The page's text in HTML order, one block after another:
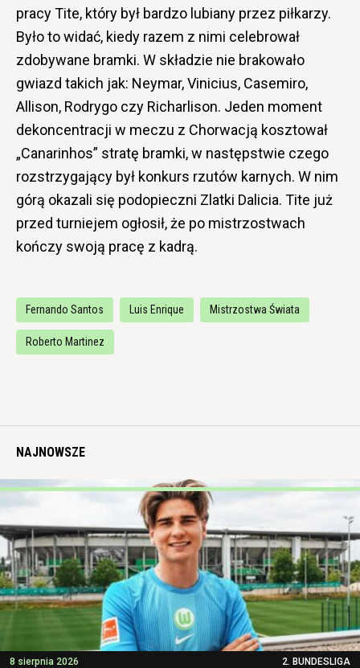
pracy Tite, który był bardzo lubiany przez piłkarzy.
Było to widać, kiedy razem z nimi celebrował
zdobywane bramki. W składzie nie brakowało
gwiazd takich jak: Neymar, Vinicius, Casemiro,
Allison, Rodrygo czy Richarlison. Jeden moment
dekoncentracji w meczu z Chorwacją kosztował
„Canarinhos” stratę bramki, w następstwie czego
rozstrzygający był konkurs rzutów karnych. W nim
górą okazali się podopieczni Zlatki Dalicia. Tite już
przed turniejem ogłosił, że po mistrzostwach
kończy swoją pracę z kadrą.
Fernando Santos Luis Enrique Mistrzostwa Świata
Roberto Martinez
NAJNOWSZE
8 sierpnia 2026 2. BUNDESLIGA